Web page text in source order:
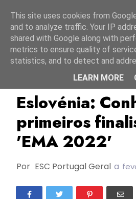
Eslovénia
Eslovénia:
primeiros
'EMA 2022'
Por ESC Portugal Geral a
This site uses cookies from
and to analyze traffic. Your IP
shared with Google along with
metrics to ensure quality of
statistics, and to detect and
LEARN MORE